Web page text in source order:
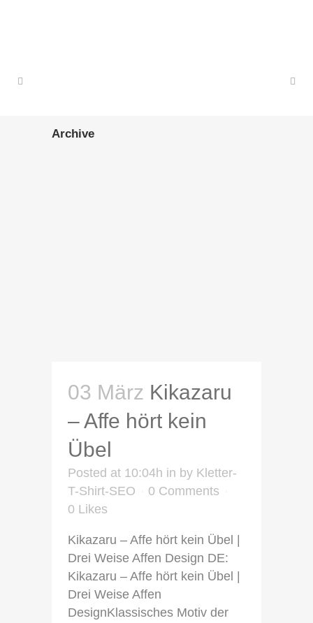
Archive
03 März Kikazaru
– Affe hört kein
Übel
Posted at 10:04h in by Kletter-
T-Shirt-SEO
0 Comments
0 Likes
Kikazaru – Affe hört kein Übel |
Drei Weise Affen Design DE:
Kikazaru – Affe hört kein Übel |
Drei Weise Affen
DesignKlassisches Motiv der